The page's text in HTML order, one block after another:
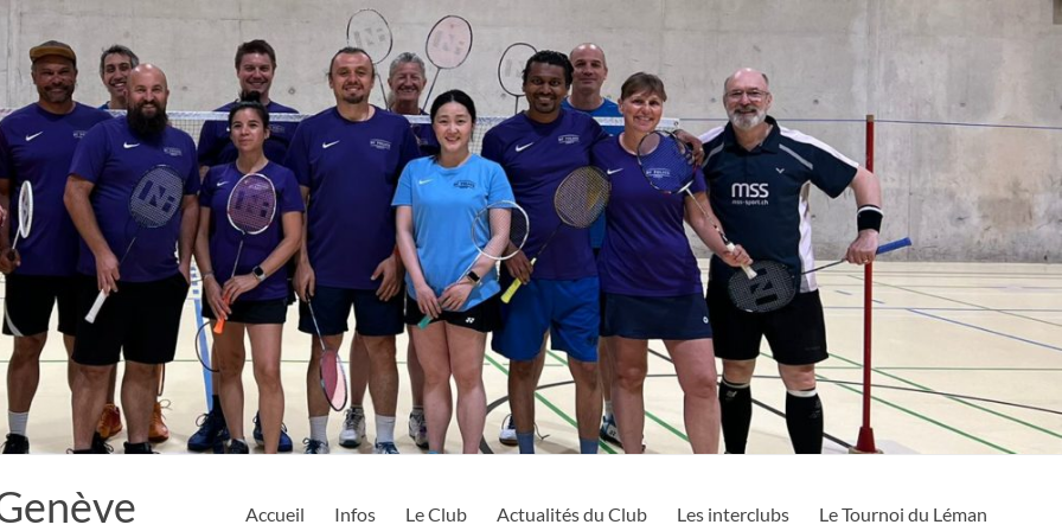
Accueil Infos Le Club Actualités du Club Les interclubs Le Tournoi du Léman